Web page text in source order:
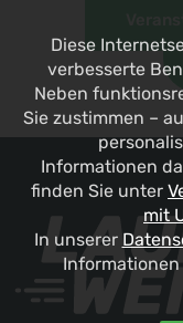
Diese
verbesserte
Neben
Sie zustimmen –
Informationen
finden Sie unter
mit
In unserer
Informationen